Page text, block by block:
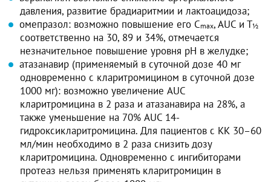
давления, развитие брадиаритмии и лактоацидоза;
омепразол: возможно повышение его Cmax, AUC и Т½
соответственно на 30, 89 и 34%, отмечается
незначительное повышение уровня pH в желудке;
атазанавир (применяемый в суточной дозе 40 мг
одновременно с кларитромицином в суточной дозе
1000 мг): возможно увеличение AUC
кларитромицина в 2 раза и атазанавира на 28%, а
также уменьшение на 70% AUC 14-
гидроксикларитромицина. Для пациентов с КК 30–60
мл/мин необходимо в 2 раза снизить дозу
кларитромицина. Одновременно с ингибиторами
протеаз нельзя применять кларитромицин в